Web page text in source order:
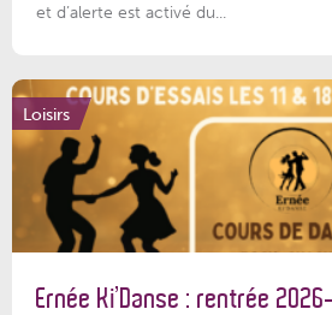
et d’alerte est activé du...
Loisirs
Ernée Ki’Danse : rentrée